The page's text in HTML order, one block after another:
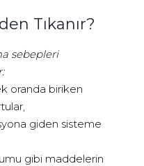
Tıkanır?
sebepleri
oranda biriken
giden sisteme
gibi maddelerin